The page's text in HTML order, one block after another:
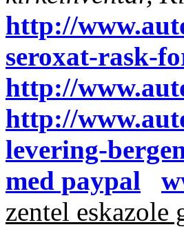
http://
seroxat-rask-
http://
http://
levering-
med paypal
zentel eskazole